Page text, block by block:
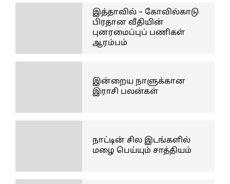
இத்தாவில் – கோவில்காடு
பிரதான வீதியின்
புனரமைப்புப் பணிகள்
ஆரம்பம்
இன்றைய நாளுக்கான
இராசி பலன்கள்
நாட்டின் சில இடங்களில்
மழை பெய்யும் சாத்தியம்